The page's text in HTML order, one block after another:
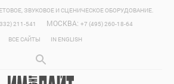
ЗВУКОВОЕ И СЦЕНИЧЕСКОЕ ОБОРУДОВАНИЕ.
211-541 МОСКВА: +7 (495) 260-18-64
ВСЕ САЙТЫ
IN ENGLISH